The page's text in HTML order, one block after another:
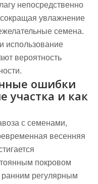
непосредственно
сокращая увлажнение
семена.
использование
вероятность
ошибки
участка и как
с семенами,
весенняя
покровом
регулярным